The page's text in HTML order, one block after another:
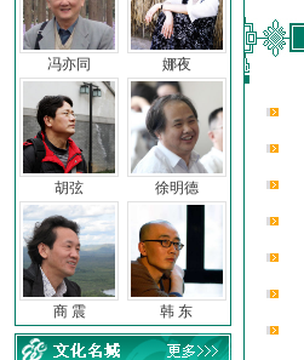
冯亦同 娜夜
胡弦 徐明德
商 震 韩 东